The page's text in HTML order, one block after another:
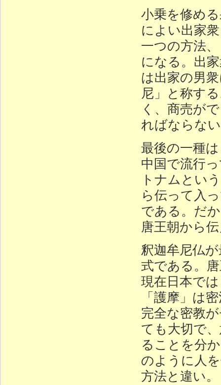
小乗を修め
によい出家
一つの方法
になる。出
は出家の男
尼」と称す
く、商売が
ればならな
最後の一種
中国で流行
トナムとい
ら伝って入
である。だ
唐王朝から
釈迦牟尼仏
式である。
現在日本で
「護摩」は
完全な密教
ても大切で
ることを分
のように人
方法と違い。